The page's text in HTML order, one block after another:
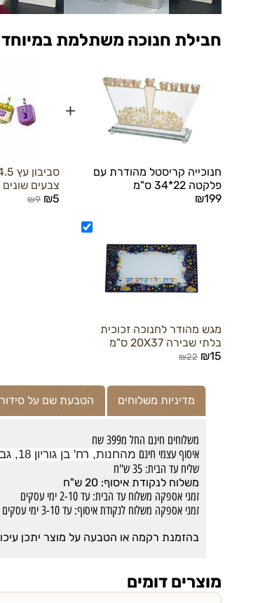
חבילת חנוכה משתלמת במיוחד
חנוכייה קריסטל מהודרת עם
פלקטה 22*34 ס"מ
₪199
+
צבעים שונים
₪9 ₪5
מגש מהודר לחנוכה זכוכית
בלתי שבירה 20X37 ס"מ
₪22 ₪15
מדיניות משלוחים הטבעת שם על
משלוחים חינם החל מ399 שח
איסוף עצמי חינם מהחנות, רח' בן גוריון 18, גבעת שמואל (לאחר קבלת מייל \הודעה שההזמנה מוכנה לאיסוף, ובשעות האיסוף בלבד)
שליח עד הבית: 35 ש"ח
משלוח לנקודת איסוף: 20 ש"ח
זמני אספקה משלוח עד הבית: עד 2-10 ימי עסקים
זמני אספקה משלוח לנקודת איסוף: עד 3-10 ימי עסקים
בהזמנת רקמה או הטבעה על מוצר יתכן עיכוב של 1-3 ימים מזמני האספקה
מוצרים דומים